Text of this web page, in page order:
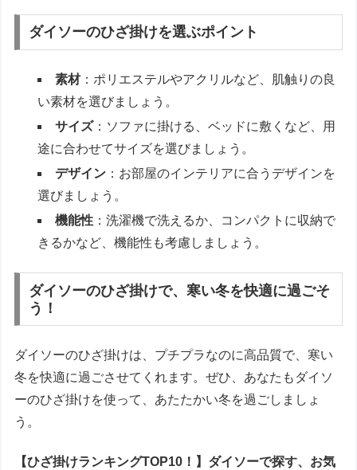
ダイソーのひざ掛けを選ぶポイント
素材：ポリエステルやアクリルなど、肌触りの良
い素材を選びましょう。
サイズ：ソファに掛ける、ベッドに敷くなど、用
途に合わせてサイズを選びましょう。
デザイン ：お部屋のインテリアに合うデザインを
選びましょう。
機能性 ：洗濯機で洗えるか、コンパクトに収納で
きるかなど、機能性も考慮しましょう。
ダイソーのひざ掛けで、寒い冬を快適に過ごそ
う！
ダイソーのひざ掛けは、プチプラなのに高品質で、寒い
冬を快適に過ごさせてくれます。ぜひ、あなたもダイソ
ーのひざ掛けを使って、あたたかい冬を過ごしましょ
う。
【ひざ掛けランキングTOP10！】ダイソーで探す、お気